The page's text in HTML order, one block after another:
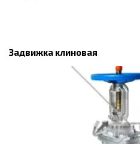
Задвижка клиновая